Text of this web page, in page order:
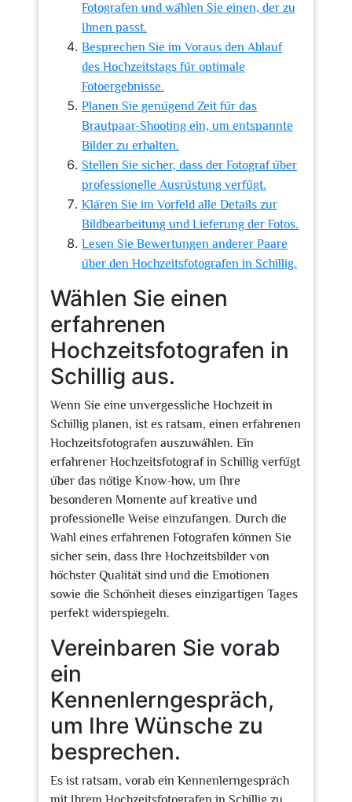
Fotografen und wählen Sie einen, der zu
Ihnen passt.
Besprechen Sie im Voraus den Ablauf
des Hochzeitstags für optimale
Fotoergebnisse.
Planen Sie genügend Zeit für das
Brautpaar-Shooting ein, um entspannte
Bilder zu erhalten.
Stellen Sie sicher, dass der Fotograf über
professionelle Ausrüstung verfügt.
Klären Sie im Vorfeld alle Details zur
Bildbearbeitung und Lieferung der Fotos.
Lesen Sie Bewertungen anderer Paare
über den Hochzeitsfotografen in Schillig.
Wählen Sie einen
erfahrenen
Hochzeitsfotografen in
Schillig aus.
Wenn Sie eine unvergessliche Hochzeit in
Schillig planen, ist es ratsam, einen erfahrenen
Hochzeitsfotografen auszuwählen. Ein
erfahrener Hochzeitsfotograf in Schillig verfügt
über das nötige Know-how, um Ihre
besonderen Momente auf kreative und
professionelle Weise einzufangen. Durch die
Wahl eines erfahrenen Fotografen können Sie
sicher sein, dass Ihre Hochzeitsbilder von
höchster Qualität sind und die Emotionen
sowie die Schönheit dieses einzigartigen Tages
perfekt widerspiegeln.
Vereinbaren Sie vorab
ein
Kennenlerngespräch,
um Ihre Wünsche zu
besprechen.
Es ist ratsam, vorab ein Kennenlerngespräch